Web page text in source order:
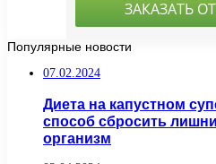
Популярные новости
07.02.2024
Диета на капустном
способ сбросить
организм